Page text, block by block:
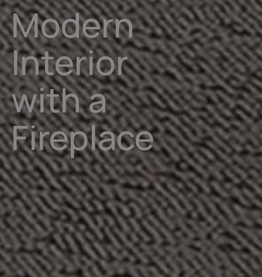
Modern
Interior
with a
Fireplace